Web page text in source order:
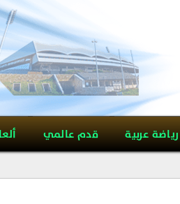
رياضة عربية قدم عالمي